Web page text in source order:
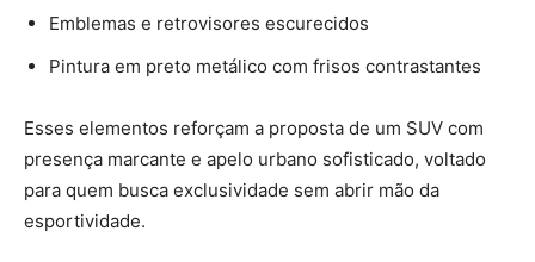
Emblemas e retrovisores escurecidos
Pintura em preto metálico com frisos contrastantes
Esses elementos reforçam a proposta de um SUV com
presença marcante e apelo urbano sofisticado, voltado
para quem busca exclusividade sem abrir mão da
esportividade.